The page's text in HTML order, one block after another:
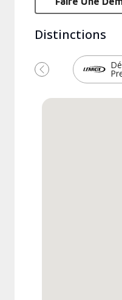
Distinctions
Précédent